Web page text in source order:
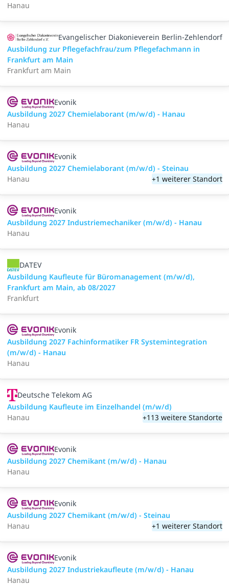
Hanau
Evangelischer Diakonieverein Berlin-Zehlendorf
Ausbildung zur Pflegefachfrau/zum Pflegefachmann in
Frankfurt am Main
Frankfurt am Main
Evonik
Ausbildung 2027 Chemielaborant (m/w/d) - Hanau
Hanau
Evonik
Ausbildung 2027 Chemielaborant (m/w/d) - Steinau
Hanau
+1 weiterer Standort
Evonik
Ausbildung 2027 Industriemechaniker (m/w/d) - Hanau
Hanau
DATEV
Ausbildung Kaufleute für Büromanagement (m/w/d),
Frankfurt am Main, ab 08/2027
Frankfurt
Evonik
Ausbildung 2027 Fachinformatiker FR Systemintegration
(m/w/d) - Hanau
Hanau
Deutsche Telekom AG
Ausbildung Kaufleute im Einzelhandel (m/w/d)
Hanau
+113 weitere Standorte
Evonik
Ausbildung 2027 Chemikant (m/w/d) - Hanau
Hanau
Evonik
Ausbildung 2027 Chemikant (m/w/d) - Steinau
Hanau
+1 weiterer Standort
Evonik
Ausbildung 2027 Industriekaufleute (m/w/d) - Hanau
Hanau